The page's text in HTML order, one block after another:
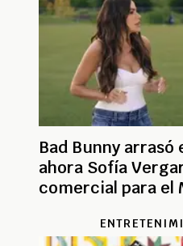
Bad Bunny arrasó
ahora Sofía
comercial para el